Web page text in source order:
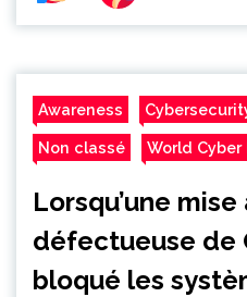
Awareness
Non classé World Cyber
Lorsqu’une mise
défectueuse de
bloqué les